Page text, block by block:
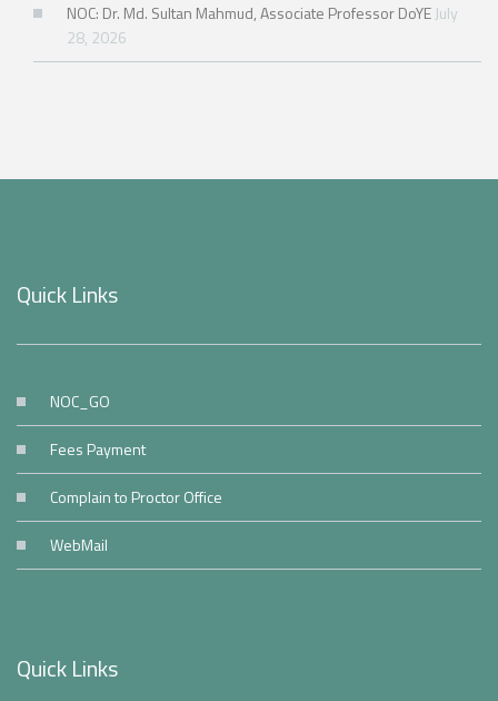
NOC: Dr. Md. Sultan Mahmud, Associate Professor DoYE July
28, 2026
Quick Links
NOC_GO
Fees Payment
Complain to Proctor Office
WebMail
Quick Links